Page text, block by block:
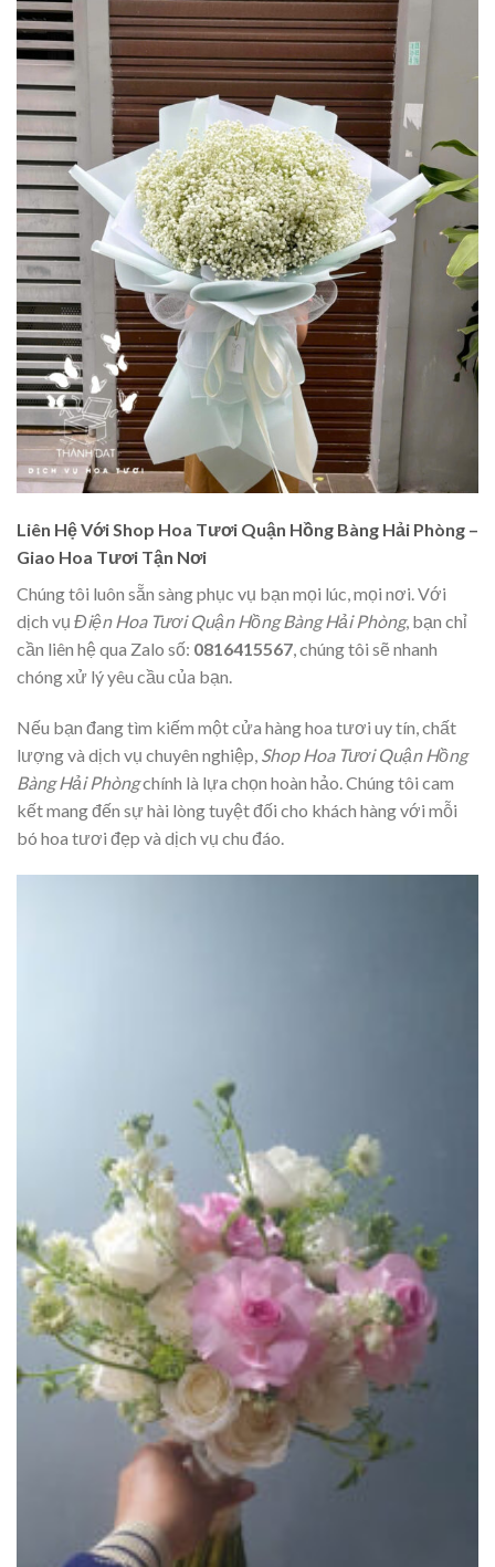
Liên Hệ Với Shop Hoa Tươi Quận Hồng Bàng Hải Phòng –
Giao Hoa Tươi Tận Nơi
Chúng tôi luôn sẵn sàng phục vụ bạn mọi lúc, mọi nơi. Với
dịch vụ Điện Hoa Tươi Quận Hồng Bàng Hải Phòng, bạn chỉ
cần liên hệ qua Zalo số: 0816415567, chúng tôi sẽ nhanh
chóng xử lý yêu cầu của bạn.
Nếu bạn đang tìm kiếm một cửa hàng hoa tươi uy tín, chất
lượng và dịch vụ chuyên nghiệp, Shop Hoa Tươi Quận Hồng
Bàng Hải Phòngchính là lựa chọn hoàn hảo. Chúng tôi cam
kết mang đến sự hài lòng tuyệt đối cho khách hàng với mỗi
bó hoa tươi đẹp và dịch vụ chu đáo.